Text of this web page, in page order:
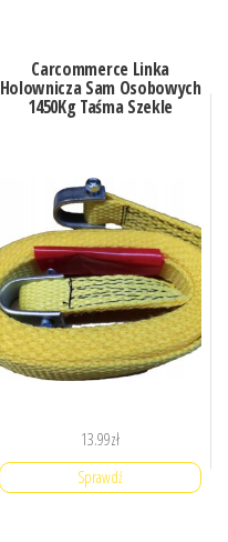
Carcommerce Linka
Holownicza Sam Osobowych
1450Kg Taśma Szekle
13.99zł
Sprawdź